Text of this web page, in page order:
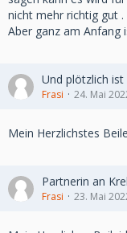
nicht mehr richtig gut .
Aber ganz am Anfang
Und plötzlich
Frasi 24. Mai
Mein Herzlichstes
Partnerin an
Frasi 23. Mai